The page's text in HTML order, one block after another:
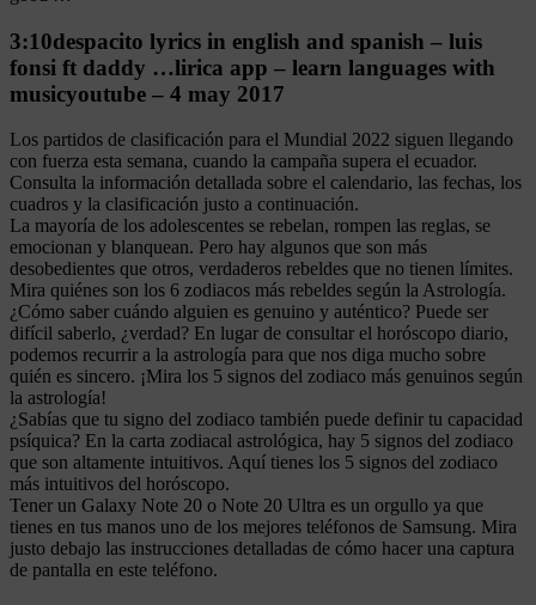
3:10despacito lyrics in english and spanish – luis
fonsi ft daddy …lirica app – learn languages with
musicyoutube – 4 may 2017
Los partidos de clasificación para el Mundial 2022 siguen llegando
con fuerza esta semana, cuando la campaña supera el ecuador.
Consulta la información detallada sobre el calendario, las fechas, los
cuadros y la clasificación justo a continuación.
La mayoría de los adolescentes se rebelan, rompen las reglas, se
emocionan y blanquean. Pero hay algunos que son más
desobedientes que otros, verdaderos rebeldes que no tienen límites.
Mira quiénes son los 6 zodiacos más rebeldes según la Astrología.
¿Cómo saber cuándo alguien es genuino y auténtico? Puede ser
difícil saberlo, ¿verdad? En lugar de consultar el horóscopo diario,
podemos recurrir a la astrología para que nos diga mucho sobre
quién es sincero. ¡Mira los 5 signos del zodiaco más genuinos según
la astrología!
¿Sabías que tu signo del zodiaco también puede definir tu capacidad
psíquica? En la carta zodiacal astrológica, hay 5 signos del zodiaco
que son altamente intuitivos. Aquí tienes los 5 signos del zodiaco
más intuitivos del horóscopo.
Tener un Galaxy Note 20 o Note 20 Ultra es un orgullo ya que
tienes en tus manos uno de los mejores teléfonos de Samsung. Mira
justo debajo las instrucciones detalladas de cómo hacer una captura
de pantalla en este teléfono.